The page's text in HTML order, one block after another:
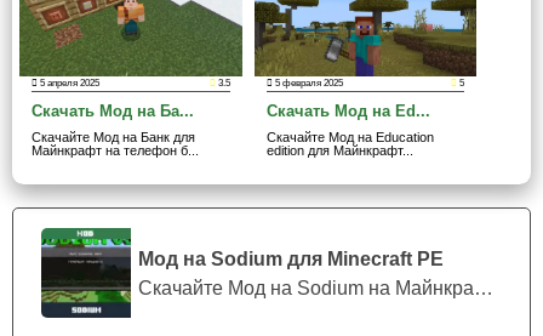
Мод на Sodium для Minecraft PE
Скачайте Мод на Sodium на Майнкрафт П...
Физика
Второй из основ, на которых держится мироустройство,
— это физика. В игре и ранее она присутствовала в виде
падающих сыпучих блоков.Однако с модом на
Education edition для Майнкрафт ПЕ физика на это
не закончится
накаченные гелием, буду подниматься высоко в воздух.
5 апреля 2025 3.5
Скачать Мод на Ба...
Скачайте Мод на Банк для
Майнкрафт на телефон б...
5 февраля 2025 5
Скачать Мод на Ed...
Скачайте Мод на Education
edition для Майнкрафт...